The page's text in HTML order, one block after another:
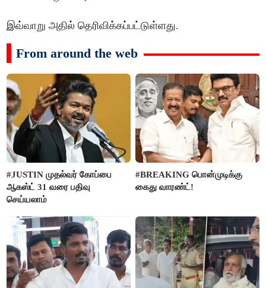
இவ்வாறு அதில் தெரிவிக்கப்பட்டுள்ளது.
From around the web
#JUSTIN முதல்வர் கோப்பை
ஆகஸ்ட் 31 வரை பதிவு
செய்யலாம்
#BREAKING பொன்முடிக்கு
கைது வாரண்ட்!